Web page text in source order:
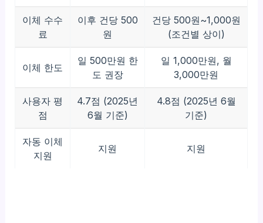
이체 수수
료
이후 건당 500
원
건당 500원~1,000원
(조건별 상이)
이체 한도
일 500만원 한
도 권장
일 1,000만원, 월
3,000만원
사용자 평
점
4.7점 (2025년
6월 기준)
4.8점 (2025년 6월
기준)
자동 이체
지원
지원 지원